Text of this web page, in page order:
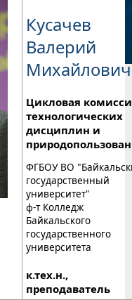
Кусачев
Валерий
Михайлович
Цикловая
технологических
дисциплин и
ФГБОУ ВО
государственный
университет"
ф-т Колледж
Байкальского
государственного
университета
к.тех.н.,
преподаватель